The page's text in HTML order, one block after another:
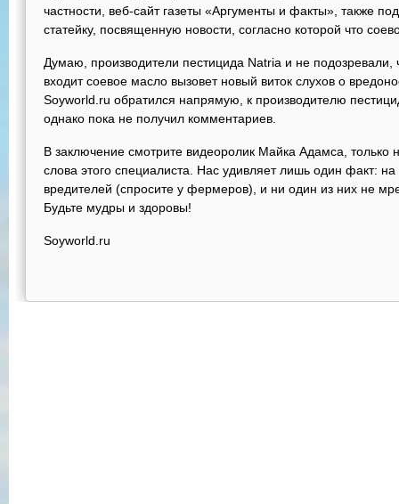
частности, веб-сайт газеты «Аргументы и факты», также
статейку, посвященную новости, согласно которой что
Думаю, производители пестицида Natria и не подозревали,
входит соевое масло вызовет новый виток слухов о
Soyworld.ru обратился напрямую, к производителю
однако пока не получил комментариев.
В заключение смотрите видеоролик Майка Адамса, только
слова этого специалиста. Нас удивляет лишь один факт:
вредителей (спросите у фермеров), и ни один из них не
Будьте мудры и здоровы!
Soyworld.ru